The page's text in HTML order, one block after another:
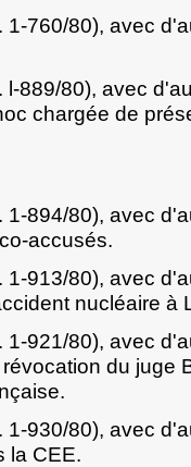
760/80), avec
889/80), avec
chargée de
894/80), avec
accusés.
913/80), avec
nucléaire à
921/80), avec
du juge
930/80), avec
la CEE.